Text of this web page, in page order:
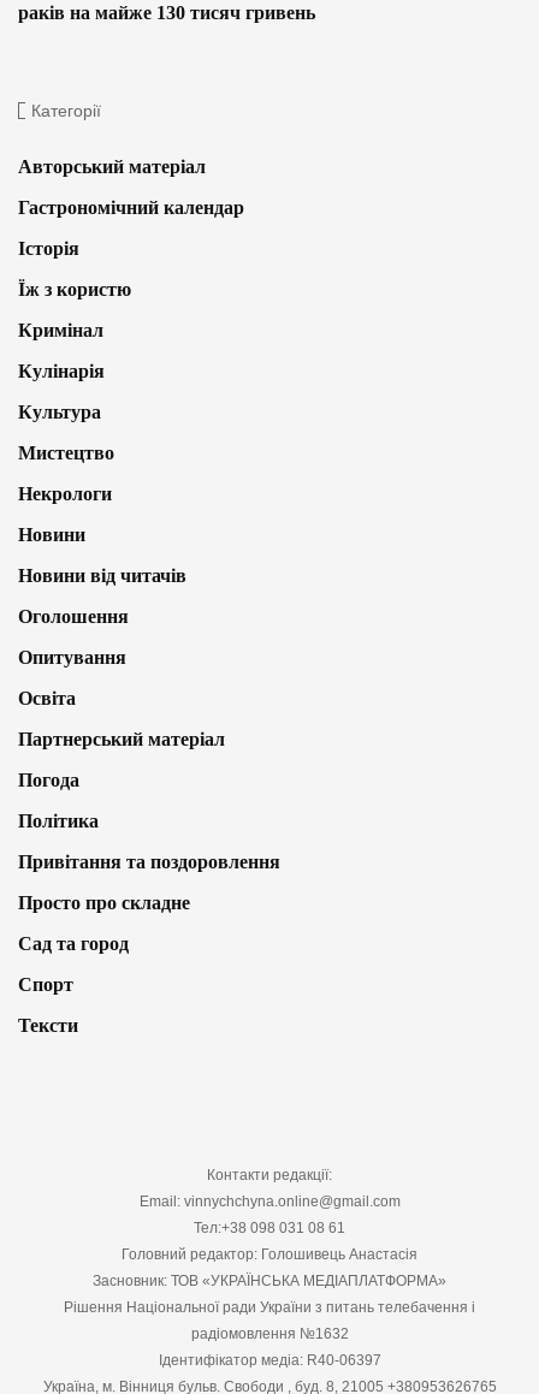
раків на майже 130 тисяч гривень
Категорії
Авторський матеріал
Гастрономічний календар
Історія
Їж з користю
Кримінал
Кулінарія
Культура
Мистецтво
Некрологи
Новини
Новини від читачів
Оголошення
Опитування
Освіта
Партнерський матеріал
Погода
Політика
Привітання та поздоровлення
Просто про складне
Сад та город
Спорт
Тексти
Контакти редакції:
Email: vinnychchyna.online@gmail.com
Тел:+38 098 031 08 61
Головний редактор: Голошивець Анастасія
Засновник: ТОВ «УКРАЇНСЬКА МЕДІАПЛАТФОРМА»
Рішення Національної ради України з питань телебачення і
радіомовлення №1632
Ідентифікатор медіа: R40-06397
Україна, м. Вінниця бульв. Свободи , буд. 8, 21005 +380953626765